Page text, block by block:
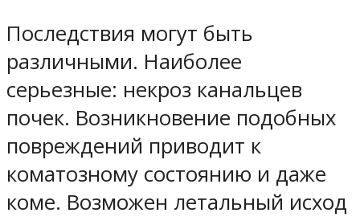
Последствия могут быть
различными. Наиболее
серьезные: некроз канальцев
почек. Возникновение подобных
повреждений приводит к
коматозному состоянию и даже
коме. Возможен летальный исход